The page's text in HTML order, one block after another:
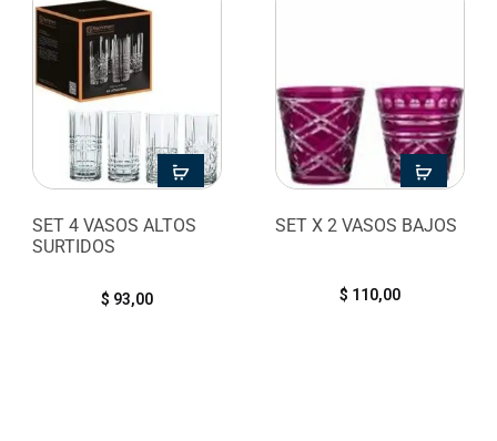
SET 4 VASOS ALTOS
SURTIDOS
$ 93,00
SET X 2 VASOS BAJOS
$ 110,00